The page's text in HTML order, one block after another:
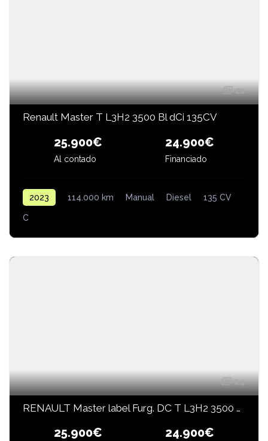
21
Renault Master T L3H2 3500 Bl dCi 135CV
25.900€
Al contado
24.900€
Financiado
2023 114.000 km Manual Diesel 135 CV
C
24
RENAULT Master label Furg. DC T L3H2 3500 B dCi 135CV
25.900€ 24.900€